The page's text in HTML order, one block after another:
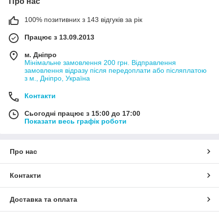
100% позитивних з 143 відгуків за рік
Працює з 13.09.2013
м. Дніпро
Мінімальне замовлення 200 грн. Відправлення
замовлення відразу після передоплати або післяплатою
з м., Дніпро, Україна
Контакти
Сьогодні працює з 15:00 до 17:00
Показати весь графік роботи
Про нас
Контакти
Доставка та оплата